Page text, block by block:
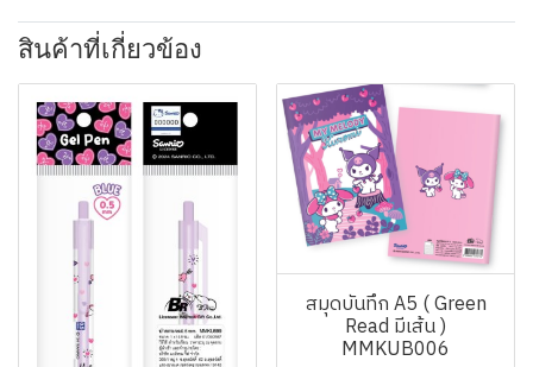
สินค้าที่เกี่ยวข้อง
สมุดบันทึก A5 ( Green
Read มีเส้น )
MMKUB006